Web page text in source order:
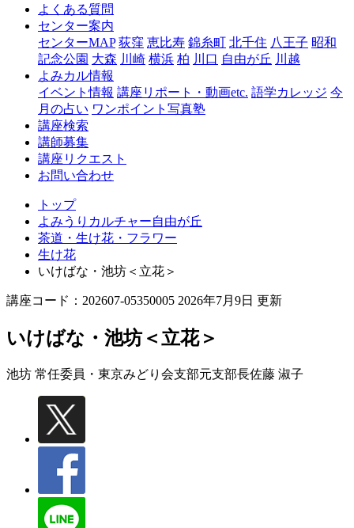
由
丘
よくある質問
センター案内
センターMAP 荻窪 恵比寿 錦糸町 北千住 八王子 昭和
記念公園 大森 川崎 横浜 柏 川口 自由が丘 川越
よみカル情報
イベント情報 講座リポート・動画etc. 語学カレッジ 今
月の占い ワンポイント写真塾
講座検索
講師募集
講座リクエスト
お問い合わせ
トップ
よみうりカルチャー自由が丘
茶道・生け花・フラワー
生け花
いけばな・池坊＜立花＞
講座コード：202607-05350005 2026年7月9日 更新
いけばな・池坊＜立花＞
池坊 常任委員・東京みどり会支部元支部長佐藤 淑子